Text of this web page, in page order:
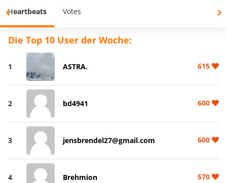
Heartbeats Votes
Die Top 10 User der Woche:
1 ASTRA. 615
2 bd4941 600
3 jensbrendel27@gmail.com 600
4 Brehmion 570